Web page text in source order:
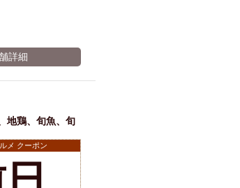
詳細
地鶏、旬魚、旬
メ クーポン